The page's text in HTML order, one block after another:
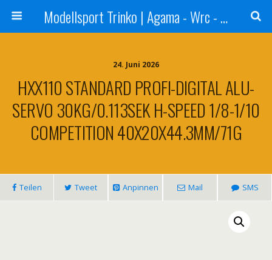
Modellsport Trinko | Agama - Wrc - Reds - Sweep - Xceed - Serpent - Ufra Tyres - Matrix Racing Tyres
24. Juni 2026
HXX110 STANDARD PROFI-DIGITAL ALU-
SERVO 30KG/0.113SEK H-SPEED 1/8-1/10
COMPETITION 40X20X44.3MM/71G
Teilen Tweet Anpinnen Mail SMS